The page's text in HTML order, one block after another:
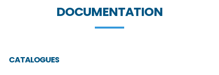
DOCUMENTATION
CATALOGUES